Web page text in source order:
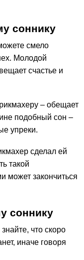
соннику
смело
Молодой
счастье и
– обещает
подобный сон –
упреки.
сделал ей
такой
может закончиться
соннику
что скоро
иначе говоря